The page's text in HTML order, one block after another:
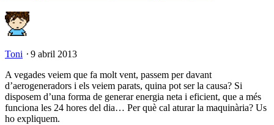
Toni ⋅ 9 abril 2013
A vegades veiem que fa molt vent, passem per davant
d’aerogeneradors i els veiem parats, quina pot ser la causa? Si
disposem d’una forma de generar energia neta i eficient, que a més
funciona les 24 hores del dia… Per què cal aturar la maquinària? Us
ho expliquem.